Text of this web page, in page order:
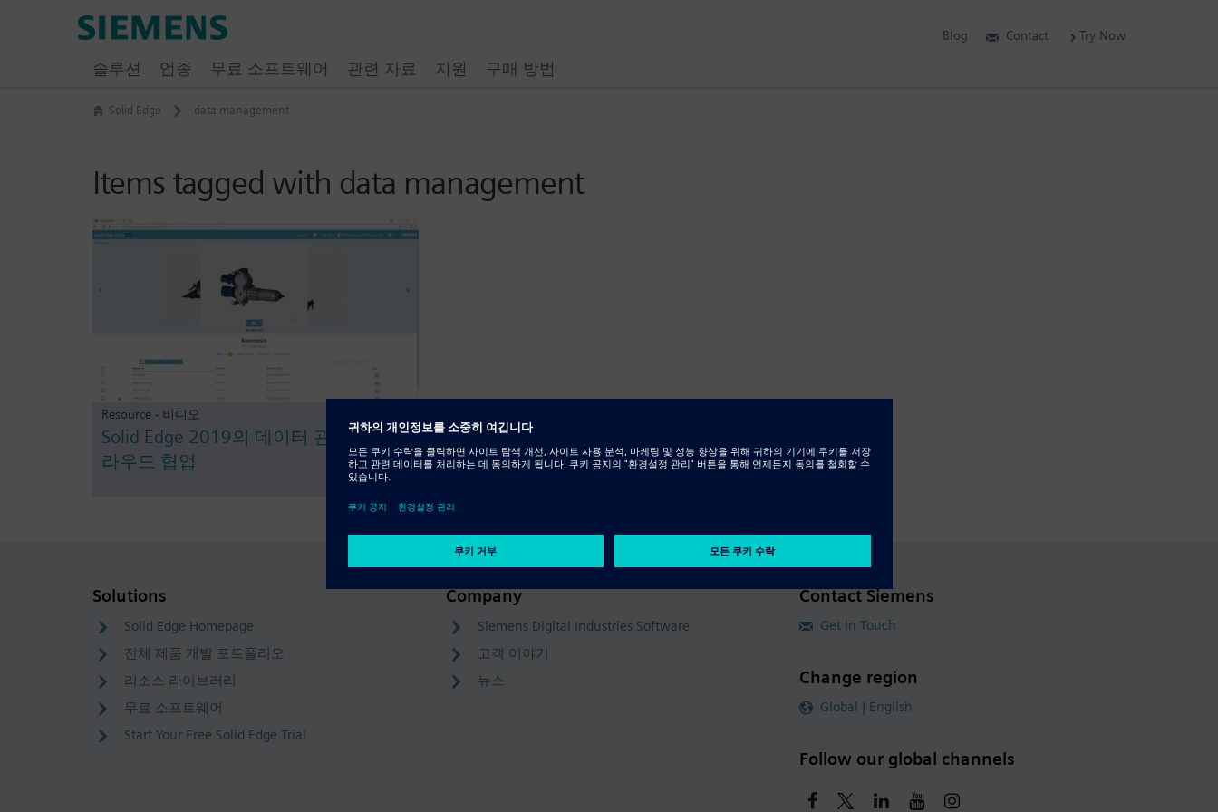
Solid Edge data management
Items tagged with data management
Resource - 비디오
Solid Edge 2019의 데이터 관리 및 클
라우드 협업
Solutions
Solid Edge Homepage
전체 제품 개발 포트폴리오
리소스 라이브러리
무료 소프트웨어
Start Your Free Solid Edge Trial
Company
Siemens Digital Industries Software
고객 이야기
뉴스
Contact Siemens
Get in Touch
Change region
Global | English
Follow our global channels
Blog Contact Try Now
솔루션 업종 무료 소프트웨어 관련 자료 지원 구매 방법